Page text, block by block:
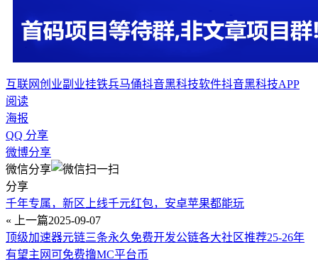
互联网创业副业挂铁兵马俑抖音黑科技软件抖音黑科技APP
阅读
海报
QQ 分享
微博分享
微信分享
分享
千年专属，新区上线千元红包，安卓苹果都能玩
« 上一篇2025-09-07
顶级加速器元链三条永久免费开发公链各大社区推荐25-26年
有望主网可免费撸MC平台币